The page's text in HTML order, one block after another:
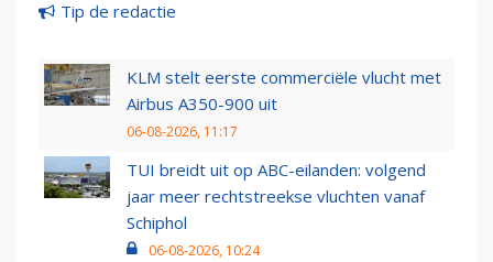
Tip de redactie
KLM stelt eerste commerciële vlucht met
Airbus A350-900 uit
06-08-2026, 11:17
TUI breidt uit op ABC-eilanden: volgend
jaar meer rechtstreekse vluchten vanaf
Schiphol
06-08-2026, 10:24